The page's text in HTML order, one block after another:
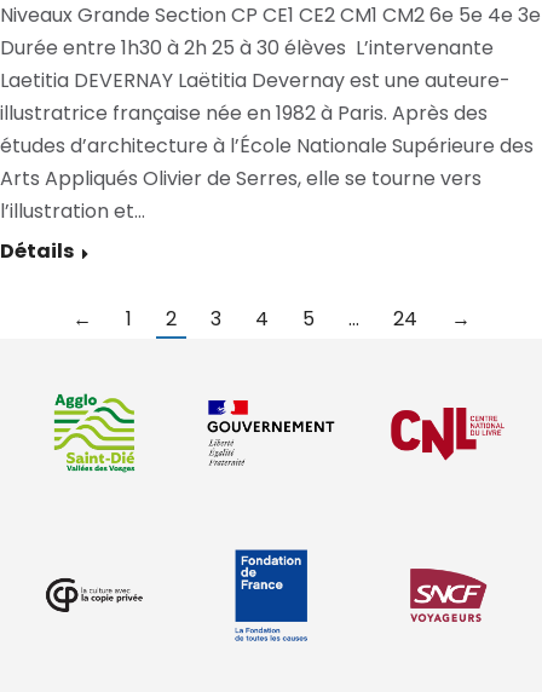
Niveaux Grande Section CP CE1 CE2 CM1 CM2 6e 5e 4e 3e
Durée entre 1h30 à 2h 25 à 30 élèves L’intervenante
Laetitia DEVERNAY Laëtitia Devernay est une auteure-
illustratrice française née en 1982 à Paris. Après des
études d’architecture à l’École Nationale Supérieure des
Arts Appliqués Olivier de Serres, elle se tourne vers
l’illustration et…
Détails
← 1 2 3 4 5 … 24 →